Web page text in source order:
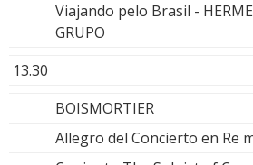
Viajando pelo Brasil -
GRUPO
13.30
BOISMORTIER
Allegro del Concierto en Re